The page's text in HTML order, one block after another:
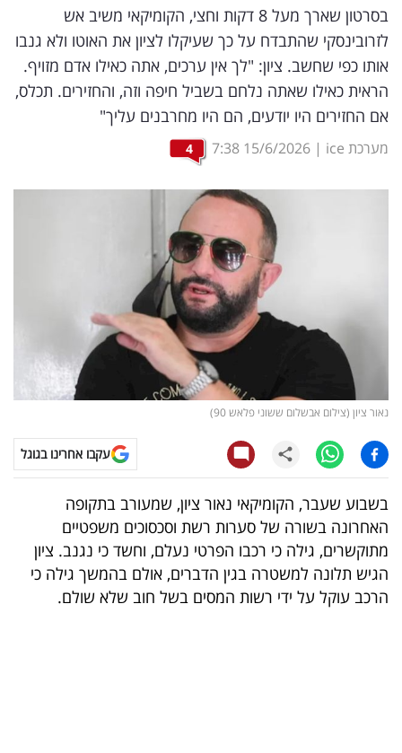
וטק
שיווק
ופרסום
משפט
ומחקרים
קריפטו
ויראלי
עסקי
ספורט
קריירה
ולימודים
בסרטון שארך מעל 8 דקות וחצי, הקומיקאי משיב אש
לזרובינסקי שהתבדח על כך שעיקלו לציון את האוטו ולא גנבו
אותו כפי שחשב. ציון: "לך אין ערכים, אתה כאילו אדם מזויף.
הראית כאילו שאתה נלחם בשביל חיפה וזה, והחזירים. תכלס,
אם החזירים היו יודעים, הם היו מחרבנים עליך"
מערכת ice |
15/6/2026
7:38
4
נאור ציון (צילום אבשלום ששוני פלאש 90)
עקבו אחרינו בגוגל
בשבוע שעבר, הקומיקאי נאור ציון, שמעורב בתקופה
האחרונה בשורה של סערות רשת וסכסוכים משפטיים
מתוקשרים, גילה כי רכבו הפרטי נעלם, וחשד כי נגנב. ציון
הגיש תלונה למשטרה בגין הדברים, אולם בהמשך גילה כי
הרכב עוקל על ידי רשות המסים בשל חוב שלא שולם.